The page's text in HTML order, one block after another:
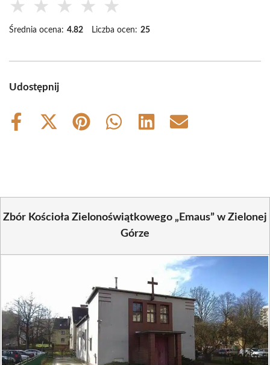
★ ★ ★ ★ ★
Średnia ocena: 4.82 Liczba ocen: 25
Udostępnij
Share
Share
Share
Share
Share
Share
Zbór Kościoła Zielonoświątkowego „Emaus” w Zielonej
Górze